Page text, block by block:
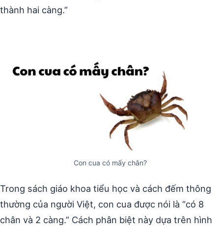
thành hai càng.”
Con cua có mấy chân?
Trong sách giáo khoa tiểu học và cách đếm thông
thường của người Việt, con cua được nói là “có 8
chân và 2 càng.” Cách phân biệt này dựa trên hình